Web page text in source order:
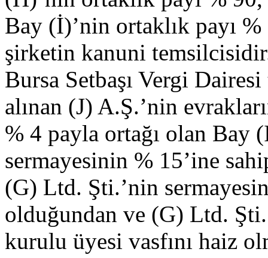
Bay (İ)’nin ortaklık payı %
şirketin kanuni
Bursa Setbaşı Vergi
alınan (J) A.Ş.’nin
% 4 payla ortağı olan Bay
sermayesinin % 15’ine
(G) Ltd. Şti.’nin
olduğundan ve (G) Ltd.
kurulu üyesi vasfını haiz